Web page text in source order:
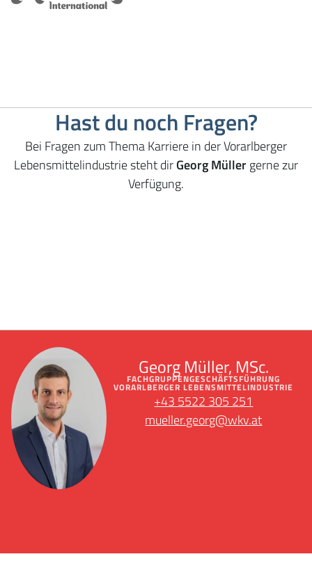
Hast du noch Fragen?
Bei Fragen zum Thema Karriere in der Vorarlberger
Lebensmittelindustrie steht dirGeorg Müllergerne zur
Verfügung.
Georg Müller, MSc.
FACHGRUPPENGESCHÄFTSFÜHRUNG
VORARLBERGER LEBENSMITTELINDUSTRIE
+43 5522 305 251
mueller.georg@wkv.at